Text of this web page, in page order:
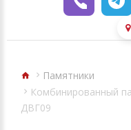
Памятники
Комбинированный
ДВГ09